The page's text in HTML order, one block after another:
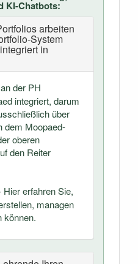
KI-Chatbots:
arbeiten
System
in
der PH
integriert, darum
über
dem Moopaed-
oberen
den Reiter
Hier erfahren Sie,
managen
können.